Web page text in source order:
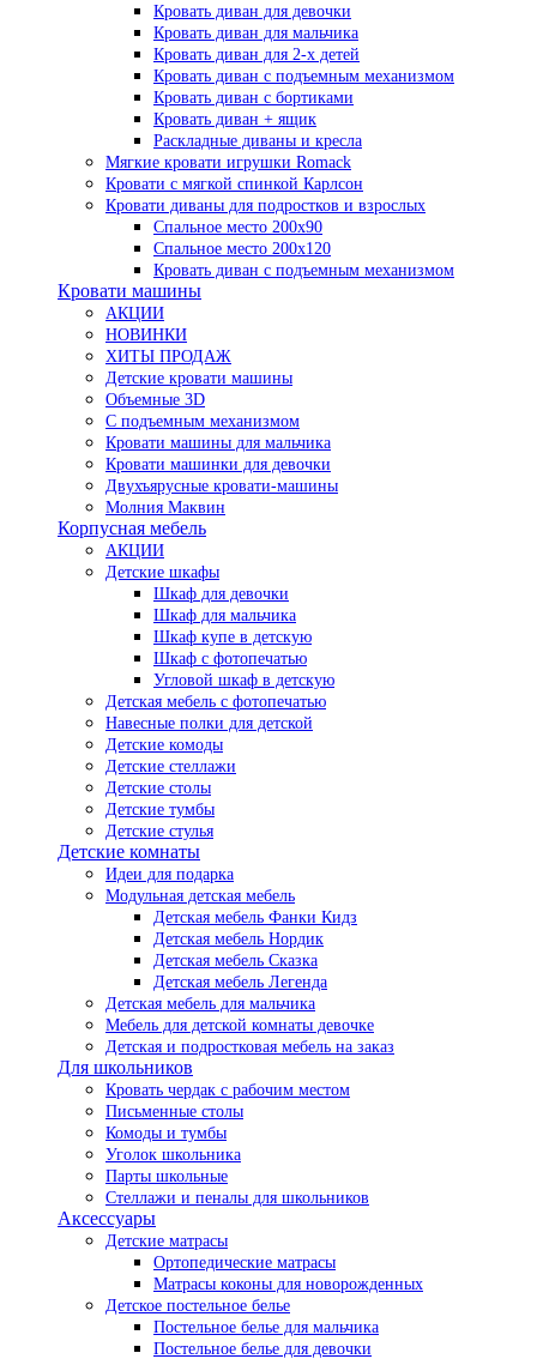
Кровать диван для девочки
Кровать диван для мальчика
Кровать диван для 2-х детей
Кровать диван с подъемным механизмом
Кровать диван с бортиками
Кровать диван + ящик
Раскладные диваны и кресла
Мягкие кровати игрушки Romack
Кровати с мягкой спинкой Карлсон
Кровати диваны для подростков и взрослых
Спальное место 200х90
Спальное место 200х120
Кровать диван с подъемным механизмом
Кровати машины
АКЦИИ
НОВИНКИ
ХИТЫ ПРОДАЖ
Детские кровати машины
Объемные 3D
С подъемным механизмом
Кровати машины для мальчика
Кровати машинки для девочки
Двухъярусные кровати-машины
Молния Маквин
Корпусная мебель
АКЦИИ
Детские шкафы
Шкаф для девочки
Шкаф для мальчика
Шкаф купе в детскую
Шкаф с фотопечатью
Угловой шкаф в детскую
Детская мебель с фотопечатью
Навесные полки для детской
Детские комоды
Детские стеллажи
Детские столы
Детские тумбы
Детские стулья
Детские комнаты
Идеи для подарка
Модульная детская мебель
Детская мебель Фанки Кидз
Детская мебель Нордик
Детская мебель Сказка
Детская мебель Легенда
Детская мебель для мальчика
Мебель для детской комнаты девочке
Детская и подростковая мебель на заказ
Для школьников
Кровать чердак с рабочим местом
Письменные столы
Комоды и тумбы
Уголок школьника
Парты школьные
Стеллажи и пеналы для школьников
Аксессуары
Детские матрасы
Ортопедические матрасы
Матрасы коконы для новорожденных
Детское постельное белье
Постельное белье для мальчика
Постельное белье для девочки